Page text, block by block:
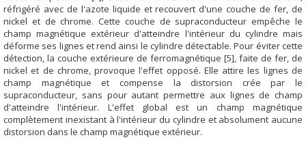
réfrigéré avec de l'azote liquide et recouvert d'une couche de fer, de
nickel et de chrome. Cette couche de supraconducteur empêche le
champ magnétique extérieur d'atteindre l'intérieur du cylindre mais
déforme ses lignes et rend ainsi le cylindre détectable. Pour éviter cette
détection, la couche extérieure de ferromagnétique [5], faite de fer, de
nickel et de chrome, provoque l'effet opposé. Elle attire les lignes de
champ magnétique et compense la distorsion crée par le
supraconducteur, sans pour autant permettre aux lignes de champ
d'atteindre l'intérieur. L'effet global est un champ magnétique
complètement inexistant à l'intérieur du cylindre et absolument aucune
distorsion dans le champ magnétique extérieur.